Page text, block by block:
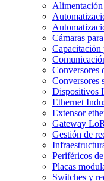
Cámaras
Capacitación
Conversores
Conversores
Dispositivos
Ethernet
Extensor
Gateway
Gestión de
Periféricos
Placas
Switches y